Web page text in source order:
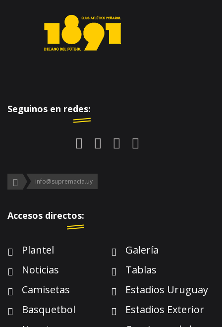
Seguinos en redes:
info@supremacia.uy
Accesos directos:
Plantel
Galería
Noticias
Tablas
Camisetas
Estadios Uruguay
Basquetbol
Estadios Exterior